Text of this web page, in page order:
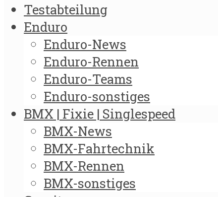
Testabteilung
Enduro
Enduro-News
Enduro-Rennen
Enduro-Teams
Enduro-sonstiges
BMX | Fixie | Singlespeed
BMX-News
BMX-Fahrtechnik
BMX-Rennen
BMX-sonstiges